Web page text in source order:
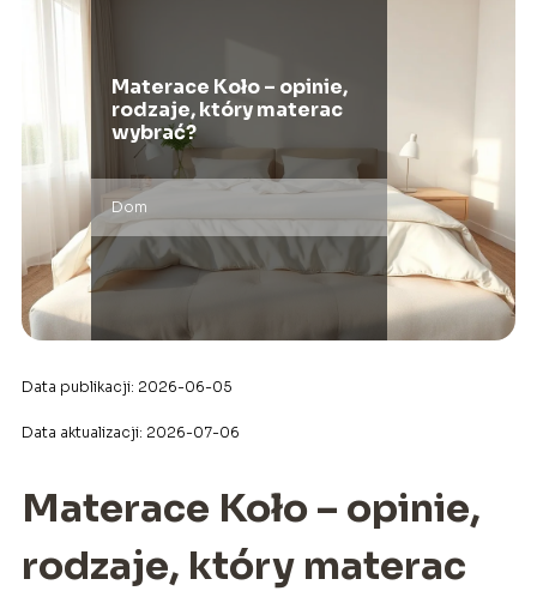
Materace Koło – opinie,
rodzaje, który materac
wybrać?
Dom
Data publikacji: 2026-06-05
Data aktualizacji: 2026-07-06
Materace Koło – opinie,
rodzaje, który materac